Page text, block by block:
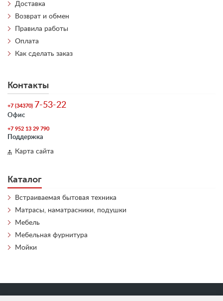
Доставка
Возврат и обмен
Правила работы
Оплата
Как сделать заказ
Контакты
+7 (34370) 7-53-22
Офис
+7 952 13 29 790
Поддержка
Карта сайта
Каталог
Встраиваемая бытовая техника
Матрасы, наматрасники, подушки
Мебель
Мебельная фурнитура
Мойки